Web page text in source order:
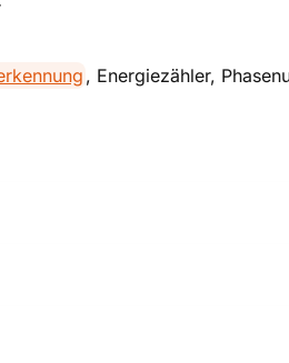
, Energiezähler,